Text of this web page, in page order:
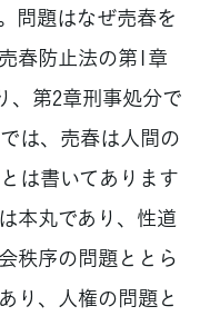
問題はなぜ売春を
春防止法の第1章
、第2章刑事処分で
は、売春は人間の
は書いてあります
本丸であり、性道
秩序の問題ととら
り、人権の問題と